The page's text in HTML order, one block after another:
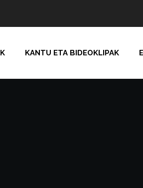
KANTU ETA BIDEOKLIPAK